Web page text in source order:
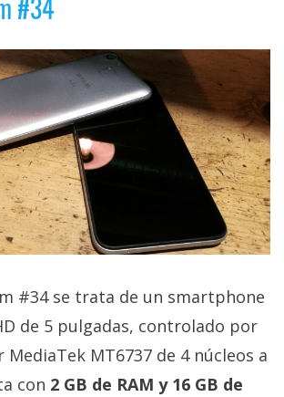
#34
#34 se trata de un smartphone
de 5 pulgadas, controlado por
MT6737 de 4 núcleos a
con 2 GB de RAM y 16 GB de